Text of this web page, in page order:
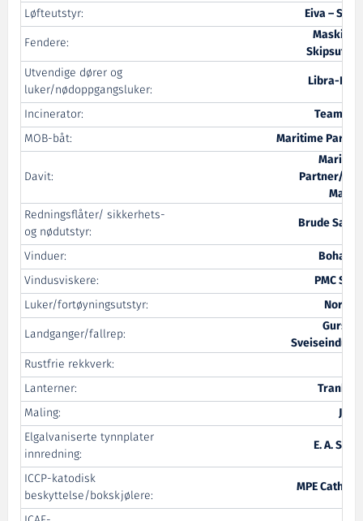
Løfteutstyr:
Eiva –
Fendere:
Maskin
Utvendige dører og
luker/nødoppgangsluker:
Libra-
Incinerator:
MOB-båt:
Maritime
Davit:
Partner/
Redningsflåter/ sikkerhets-
og nødutstyr:
Brude
Vinduer:
Vindusviskere:
PMC
Luker/fortøyningsutstyr:
Nor-
Landganger/fallrep:
Rustfrie rekkverk:
Lanterner:
Maling:
Elgalvaniserte tynnplater
innredning:
E. A.
ICCP-katodisk
beskyttelse/bokskjølere:
MPE